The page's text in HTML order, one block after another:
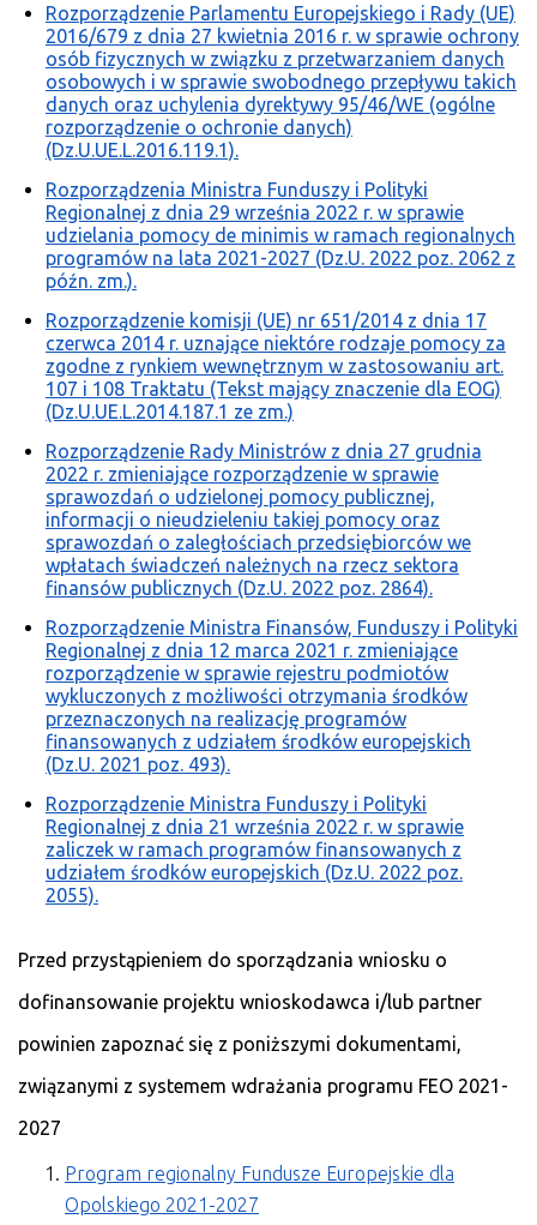
Rozporządzenie Parlamentu Europejskiego i Rady (UE)
2016/679 z dnia 27 kwietnia 2016 r. w sprawie ochrony
osób fizycznych w związku z przetwarzaniem danych
osobowych i w sprawie swobodnego przepływu takich
danych oraz uchylenia dyrektywy 95/46/WE (ogólne
rozporządzenie o ochronie danych)
(Dz.U.UE.L.2016.119.1).
Rozporządzenia Ministra Funduszy i Polityki
Regionalnej z dnia 29 września 2022 r. w sprawie
udzielania pomocy de minimis w ramach regionalnych
programów na lata 2021-2027 (Dz.U. 2022 poz. 2062 z
późn. zm.).
Rozporządzenie komisji (UE) nr 651/2014 z dnia 17
czerwca 2014 r. uznające niektóre rodzaje pomocy za
zgodne z rynkiem wewnętrznym w zastosowaniu art.
107 i 108 Traktatu (Tekst mający znaczenie dla EOG)
(Dz.U.UE.L.2014.187.1 ze zm.)
Rozporządzenie Rady Ministrów z dnia 27 grudnia
2022 r. zmieniające rozporządzenie w sprawie
sprawozdań o udzielonej pomocy publicznej,
informacji o nieudzieleniu takiej pomocy oraz
sprawozdań o zaległościach przedsiębiorców we
wpłatach świadczeń należnych na rzecz sektora
finansów publicznych (Dz.U. 2022 poz. 2864).
Rozporządzenie Ministra Finansów, Funduszy i Polityki
Regionalnej z dnia 12 marca 2021 r. zmieniające
rozporządzenie w sprawie rejestru podmiotów
wykluczonych z możliwości otrzymania środków
przeznaczonych na realizację programów
finansowanych z udziałem środków europejskich
(Dz.U. 2021 poz. 493).
Rozporządzenie Ministra Funduszy i Polityki
Regionalnej z dnia 21 września 2022 r. w sprawie
zaliczek w ramach programów finansowanych z
udziałem środków europejskich (Dz.U. 2022 poz.
2055).
Przed przystąpieniem do sporządzania wniosku o
dofinansowanie projektu wnioskodawca i/lub partner
powinien zapoznać się z poniższymi dokumentami,
związanymi z systemem wdrażania programu FEO 2021-
2027
Program regionalny Fundusze Europejskie dla
Opolskiego 2021-2027